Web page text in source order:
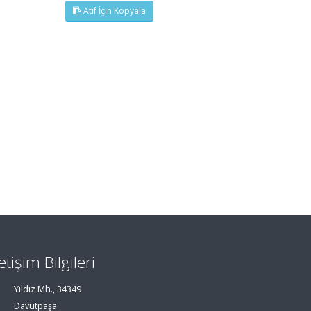
Atıf İçin Kopyala
Bilgileri
Yıldız Mh., 34349
Davutpaşa